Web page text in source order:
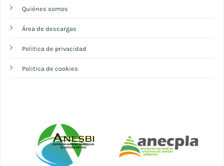
Quiénes somos
Área de descargas
Politica de privacidad
Politica de cookies